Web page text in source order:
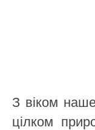
З віком
цілком